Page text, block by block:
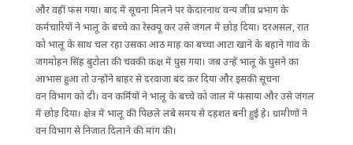
और वहीं फंस गया। बाद में सूचना मिलने पर केदारनाथ वन्य जीव प्रभाग के
कर्मचारियों ने भालू के बच्चे का रेस्क्यू कर उसे जंगल में छोड़ दिया। दरअसल, रात
को भालू के साथ चल रहा उसका आठ माह का बच्चा आटा खाने के बहाने गांव के
जगमोहन सिंह बुटोला की चक्की कक्ष में घुस गया। जब उन्हें भालू के घुसने का
आभास हुआ तो उन्होंने बाहर से दरवाजा बंद कर दिया और इसकी सूचना
वन विभाग को दी। वन कर्मियों ने भालू के बच्चे को जाल में फंसाया और उसे जंगल
में छोड़ दिया। क्षेत्र में भालू की पिछले लंबे समय से दहशत बनी हुई हे। ग्रामीणों ने
वन विभाग से निजात दिलाने की मांग की।